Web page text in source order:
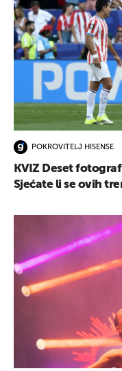
POKROVITELJ HISENSE
KVIZ Deset
Sjećate li se ovih